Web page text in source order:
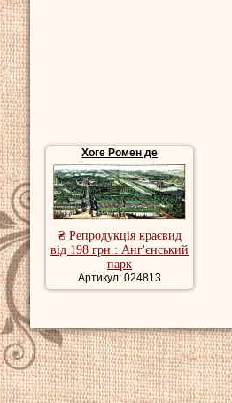
класичною
Хоге Ромен де
₴ Репродукція краєвид
від 198 грн.: Анг'єнський
парк
Артикул: 024813